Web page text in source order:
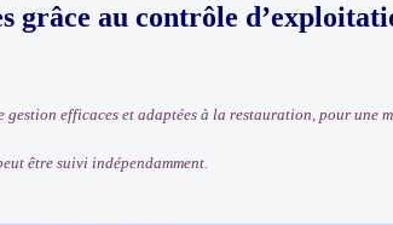
grâce au contrôle
gestion efficaces et adaptées à la restauration, pour une
être suivi indépendamment.